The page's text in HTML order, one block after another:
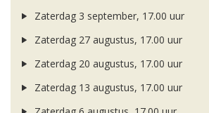
Zaterdag 3 september, 17.00 uur
Zaterdag 27 augustus, 17.00 uur
Zaterdag 20 augustus, 17.00 uur
Zaterdag 13 augustus, 17.00 uur